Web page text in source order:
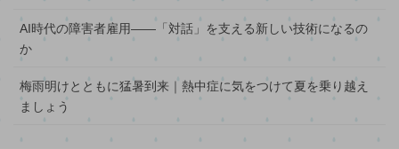
AI時代の障害者雇用――「対話」を支える新しい技術になるの
か
梅雨明けとともに猛暑到来｜熱中症に気をつけて夏を乗り越え
ましょう